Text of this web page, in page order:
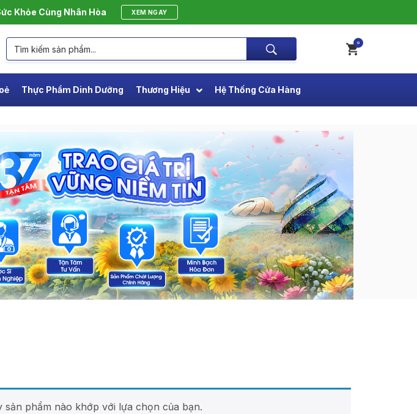
Khỏe Cùng Nhân Hòa XEM NGAY
0
Thực Phẩm Dinh Dưỡng Thương Hiệu Hệ Thống Cửa Hàng
sản phẩm nào khớp với lựa chọn của bạn.